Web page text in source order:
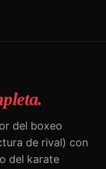
del boxeo
de rival) con
del karate